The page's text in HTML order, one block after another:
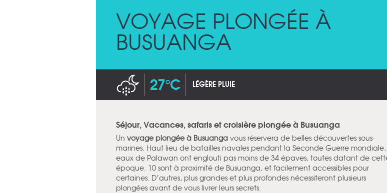
VOYAGE PLONGÉE À
BUSUANGA
27°C LÉGÈRE PLUIE
Séjour, Vacances, safaris et croisière plongée à Busuanga
Un voyage plongée à Busuanga vous réservera de belles découvertes sous-
marines. Haut lieu de batailles navales pendant la Seconde Guerre mondiale,
eaux de Palawan ont englouti pas moins de 34 épaves, toutes datant de
époque. 10 sont à proximité de Busuanga, et facilement accessibles pour
certaines. D’autres, plus grandes et plus profondes nécessiteront plusieurs
plongées avant de vous livrer leurs secrets.